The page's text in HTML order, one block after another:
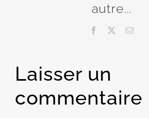
autre...
Facebook Email
Laisser un
commentaire